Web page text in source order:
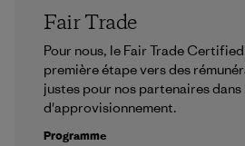
Fair Trade
Pour nous, le Fair Trade
première étape vers des
justes pour nos partenaires dans
d'approvisionnement.
Programme